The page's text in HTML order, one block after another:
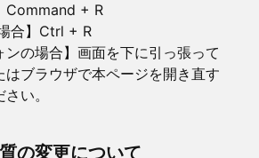
Command + R
合】Ctrl + R
ンの場合】画面を下に引っ張って
はブラウザで本ページを開き直す
い。
の変更について